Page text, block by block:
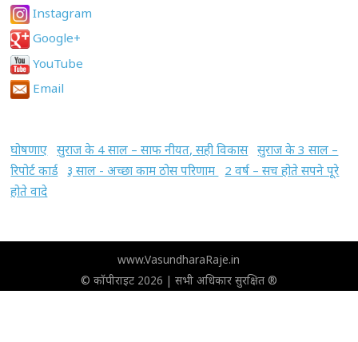
Instagram
Google+
YouTube
Email
घोषणाए सुराज के 4 साल – साफ नीयत, सही विकास सुराज के 3 साल –
रिपोर्ट कार्ड
३ साल - अच्छा काम ठोस परिणाम
2 वर्ष – सच होते सपने पूरे
होते वादे
www.VasundharaRaje.in
© कॉपीराइट 2026 | सभी अधिकार सुरक्षित ®